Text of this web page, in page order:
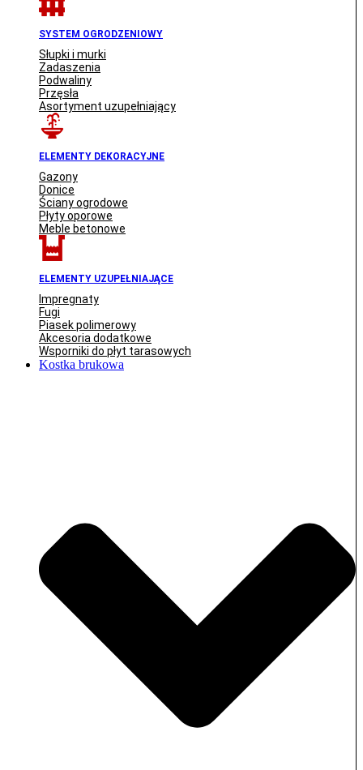
SYSTEM OGRODZENIOWY
Słupki i murki
Zadaszenia
Podwaliny
Przęsła
Asortyment uzupełniający
ELEMENTY DEKORACYJNE
Gazony
Donice
Ściany ogrodowe
Płyty oporowe
Meble betonowe
ELEMENTY UZUPEŁNIAJĄCE
Impregnaty
Fugi
Piasek polimerowy
Akcesoria dodatkowe
Wsporniki do płyt tarasowych
Kostka brukowa